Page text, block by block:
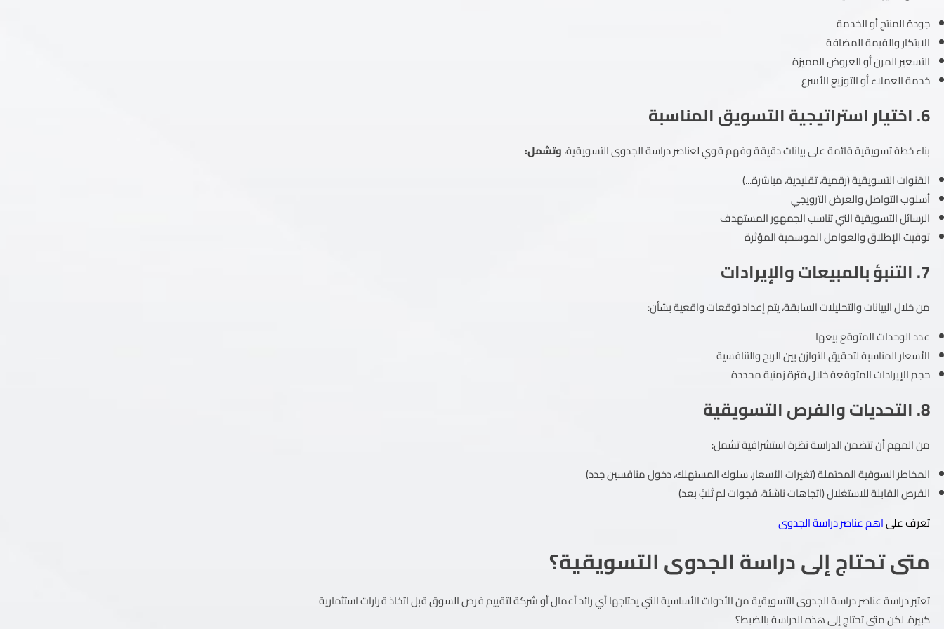
جودة المنتج أو الخدمة
الابتكار والقيمة المضافة
التسعير المرن أو العروض المميزة
خدمة العملاء أو التوزيع الأسرع
6. اختيار استراتيجية التسويق المناسبة
بناء خطة تسويقية قائمة على بيانات دقيقة وفهم قوي لعناصر دراسة الجدوى التسويقية،وتشمل:
القنوات التسويقية (رقمية، تقليدية، مباشرة...)
أسلوب التواصل والعرض الترويجي
الرسائل التسويقية التي تناسب الجمهور المستهدف
توقيت الإطلاق والعوامل الموسمية المؤثرة
7. التنبؤ بالمبيعات والإيرادات
من خلال البيانات والتحليلات السابقة، يتم إعداد توقعات واقعية بشأن:
عدد الوحدات المتوقع بيعها
الأسعار المناسبة لتحقيق التوازن بين الربح والتنافسية
حجم الإيرادات المتوقعة خلال فترة زمنية محددة
8. التحديات والفرص التسويقية
من المهم أن تتضمن الدراسة نظرة استشرافية تشمل:
المخاطر السوقية المحتملة (تغيرات الأسعار، سلوك المستهلك، دخول منافسين جدد)
الفرص القابلة للاستغلال (اتجاهات ناشئة، فجوات لم تُلبَّ بعد)
تعرف علىاهم عناصر دراسة الجدوى
متى تحتاج إلى دراسة الجدوى التسويقية؟
تعتبر دراسة عناصر دراسة الجدوى التسويقية من الأدوات الأساسية التي يحتاجها أي رائد أعمال أو شركة لتقييم فرص السوق قبل اتخاذ قرارات استثمارية
كبيرة. لكن متى تحتاج إلى هذه الدراسة بالضبط؟